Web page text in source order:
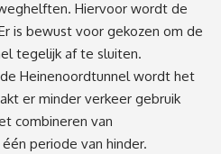
Hiervoor wordt de
is bewust voor gekozen om de
tegelijk af te sluiten.
Heinenoordtunnel wordt het
er minder verkeer gebruik
combineren van
periode van hinder.